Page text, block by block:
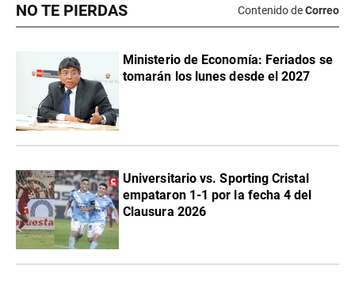
NO TE PIERDAS Contenido deCorreo
Ministerio de Economía: Feriados se
tomarán los lunes desde el 2027
Universitario vs. Sporting Cristal
empataron 1-1 por la fecha 4 del
Clausura 2026